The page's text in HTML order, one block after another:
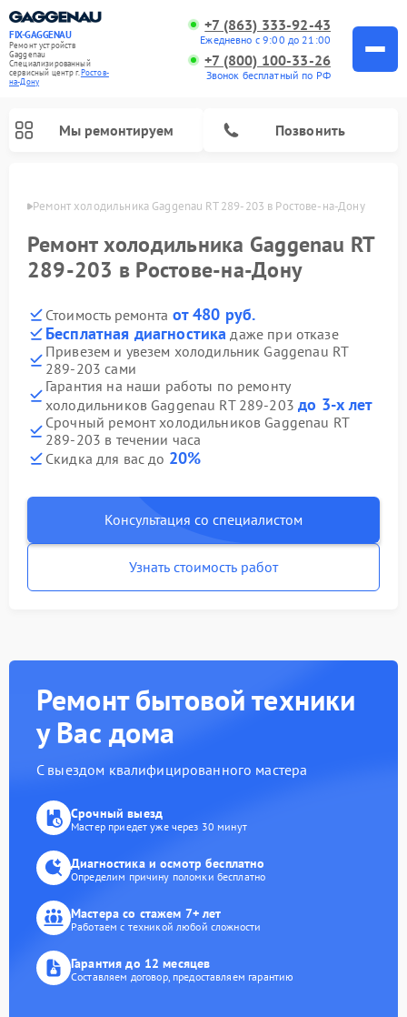
FIX-GAGGENAU
Ремонт устройств
Gaggenau
Специализированный
cервисный центр г.Ростов-
на-Дону
+7 (863) 333-92-43
Ежедневно с 9:00 до 21:00
+7 (800) 100-33-26
Звонок бесплатный по РФ
Мы ремонтируем Позвонить
Ремонт холодильника Gaggenau RT 289-203 в Ростове-на-Дону
Ремонт холодильника Gaggenau RT
289-203 в Ростове-на-Дону
Стоимость ремонта от 480 руб.
Бесплатная диагностика даже при отказе
Привезем и увезем холодильник Gaggenau RT
289-203 сами
Гарантия на наши работы по ремонту
холодильников Gaggenau RT 289-203до 3-х лет
Срочный ремонт холодильников Gaggenau RT
289-203 в течении часа
Скидка для вас до 20%
Консультация со специалистом
Узнать стоимость работ
Ремонт бытовой техники
у Вас дома
С выездом квалифицированного мастера
Срочный выезд
Мастер приедет уже через 30 минут
Диагностика и осмотр бесплатно
Определим причину поломки бесплатно
Мастера со стажем 7+ лет
Работаем с техникой любой сложности
Гарантия до 12 месяцев
Составляем договор, предоставляем гарантию